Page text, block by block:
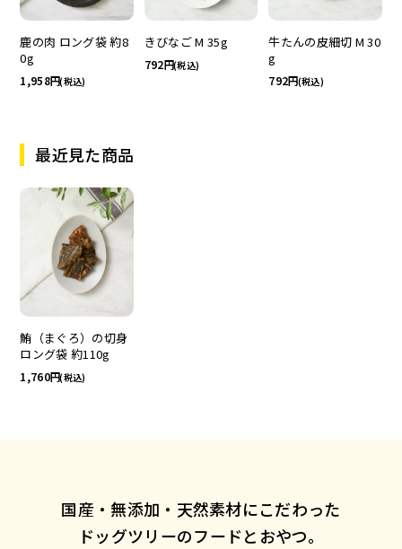
鹿の肉 ロング袋 約8
0g
1,958 (税込)
きびなご M 35g
792 (税込)
牛たんの皮細切 M 30
g
792 (税込)
最近見た商品
鮪（まぐろ）の切身
ロング袋 約110g
1,760 (税込)
国産・無添加・天然素材にこだわった
ドッグツリーのフードとおやつ。